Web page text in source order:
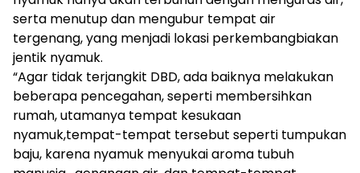
serta menutup dan mengubur tempat air
tergenang, yang menjadi lokasi perkembangbiakan
jentik nyamuk.
“Agar tidak terjangkit DBD, ada baiknya melakukan
beberapa pencegahan, seperti membersihkan
rumah, utamanya tempat kesukaan
nyamuk,tempat-tempat tersebut seperti tumpukan
baju, karena nyamuk menyukai aroma tubuh